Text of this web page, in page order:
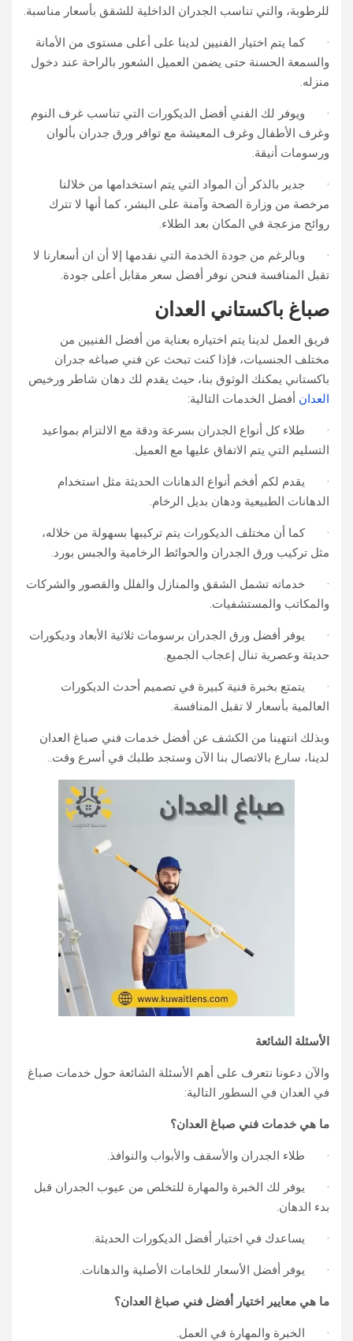
للرطوبة، والتي تناسب الجدران الداخلية للشقق بأسعار مناسبة.
· كما يتم اختيار الفنيين لدينا على أعلى مستوى من الأمانة
والسمعة الحسنة حتى يضمن العميل الشعور بالراحة عند دخول
منزله.
· ويوفر لك الفني أفضل الديكورات التي تناسب غرف النوم
وغرف الأطفال وغرف المعيشة مع توافر ورق جدران بألوان
ورسومات أنيقة.
· جدير بالذكر أن المواد التي يتم استخدامها من خلالنا
مرخصة من وزارة الصحة وآمنة على البشر، كما أنها لا تترك
روائح مزعجة في المكان بعد الطلاء.
· وبالرغم من جودة الخدمة التي نقدمها إلا أن ان أسعارنا لا
تقبل المنافسة فنحن نوفر أفضل سعر مقابل أعلى جودة.
صباغ باكستاني العدان
فريق العمل لدينا يتم اختياره بعناية من أفضل الفنيين من
مختلف الجنسيات، فإذا كنت تبحث عن فني صباغه جدران
باكستاني يمكنك الوثوق بنا، حيث يقدم لك دهان شاطر ورخيص
العدان أفضل الخدمات التالية:
· طلاء كل أنواع الجدران بسرعة ودقة مع الالتزام بمواعيد
التسليم التي يتم الاتفاق عليها مع العميل.
· يقدم لكم أفخم أنواع الدهانات الحديثة مثل استخدام
الدهانات الطبيعية ودهان بديل الرخام.
· كما أن مختلف الديكورات يتم تركيبها بسهولة من خلاله،
مثل تركيب ورق الجدران والحوائط الرخامية والجبس بورد.
· خدماته تشمل الشقق والمنازل والفلل والقصور والشركات
والمكاتب والمستشفيات.
· يوفر أفضل ورق الجدران برسومات ثلاثية الأبعاد وديكورات
حديثة وعصرية تنال إعجاب الجميع.
· يتمتع بخبرة فنية كبيرة في تصميم أحدث الديكورات
العالمية بأسعار لا تقبل المنافسة.
وبذلك انتهينا من الكشف عن أفضل خدمات فني صباغ العدان
لدينا، سارع بالاتصال بنا الآن وستجد طلبك في أسرع وقت..
الأسئلة الشائعة
والآن دعونا نتعرف على أهم الأسئلة الشائعة حول خدمات صباغ
في العدان في السطور التالية:
ما هي خدمات فني صباغ العدان؟
· طلاء الجدران والأسقف والأبواب والنوافذ.
· يوفر لك الخبرة والمهارة للتخلص من عيوب الجدران قبل
بدء الدهان.
· يساعدك في اختيار أفضل الديكورات الحديثة.
· يوفر أفضل الأسعار للخامات الأصلية والدهانات.
ما هي معايير اختيار أفضل فني صباغ العدان؟
· الخبرة والمهارة في العمل.